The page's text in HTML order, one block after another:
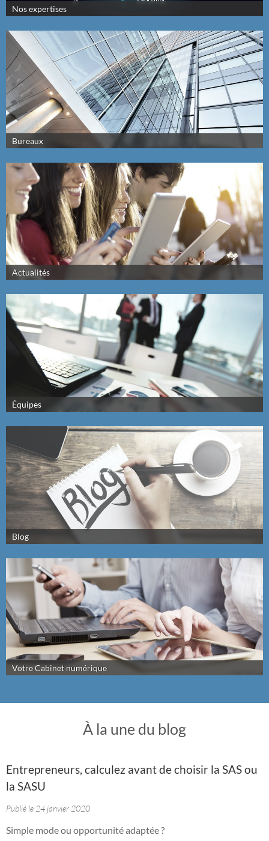
Nos expertises
Bureaux
Actualités
Équipes
Blog
Votre Cabinet numérique
À la une du blog
Entrepreneurs, calculez avant de choisir la SAS ou
la SASU
Publié le 24 janvier 2020
Simple mode ou opportunité adaptée ?